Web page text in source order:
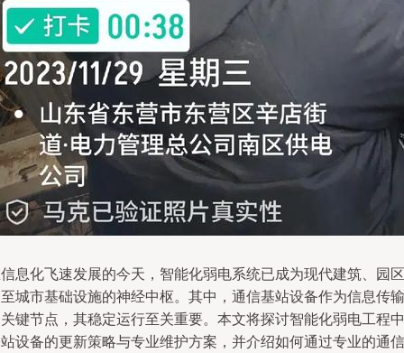
息化飞速发展的今天，智能化弱电系统已成为现代建筑、园区
城市基础设施的神经中枢。其中，通信基站设备作为信息传输
键节点，其稳定运行至关重要。本文将探讨智能化弱电工程中
设备的更新策略与专业维护方案，并介绍如何通过专业的通信